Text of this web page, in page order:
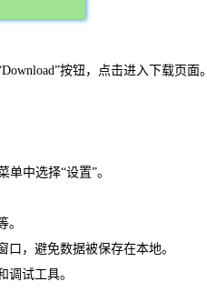
按钮，点击进入下载页面。
中选择“设置”。
。
，避免数据被保存在本地。
调试工具。